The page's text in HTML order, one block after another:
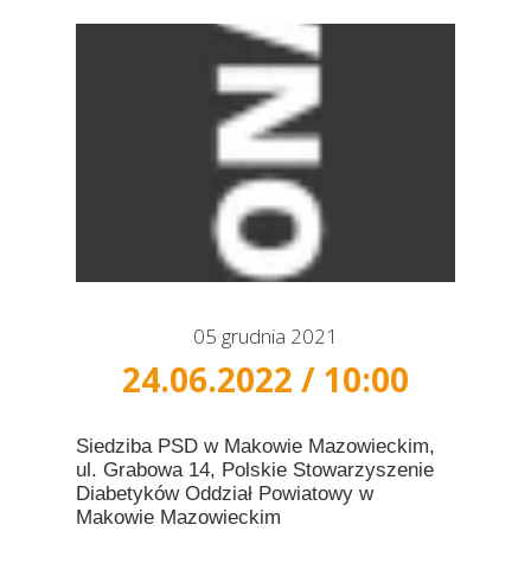
05 grudnia 2021
24.06.2022 / 10:00
Siedziba PSD w Makowie Mazowieckim,
ul. Grabowa 14, Polskie Stowarzyszenie
Diabetyków Oddział Powiatowy w
Makowie Mazowieckim